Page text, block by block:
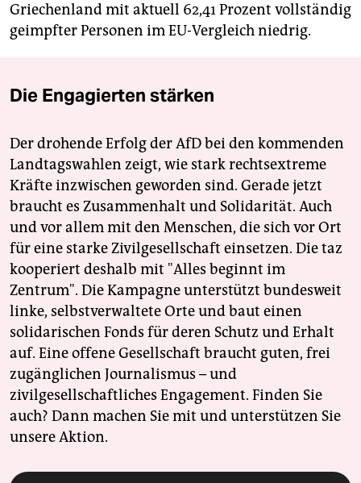
Griechenland mit aktuell 62,41 Prozent vollständig
geimpfter Personen im EU-Vergleich niedrig.
Die Engagierten stärken
Der drohende Erfolg der AfD bei den kommenden
Landtagswahlen zeigt, wie stark rechtsextreme
Kräfte inzwischen geworden sind. Gerade jetzt
braucht es Zusammenhalt und Solidarität. Auch
und vor allem mit den Menschen, die sich vor Ort
für eine starke Zivilgesellschaft einsetzen. Die taz
kooperiert deshalb mit "Alles beginnt im
Zentrum". Die Kampagne unterstützt bundesweit
linke, selbstverwaltete Orte und baut einen
solidarischen Fonds für deren Schutz und Erhalt
auf. Eine offene Gesellschaft braucht guten, frei
zugänglichen Journalismus – und
zivilgesellschaftliches Engagement. Finden Sie
auch? Dann machen Sie mit und unterstützen Sie
unsere Aktion.